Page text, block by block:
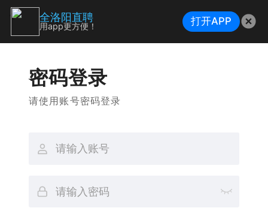
密码登录
请使用账号密码登录
全洛阳直聘
用app更方便！ 打开APP